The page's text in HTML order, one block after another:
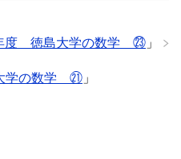
度 徳島大学の数学 ㉓ 」
学の数学 ㉑ 」